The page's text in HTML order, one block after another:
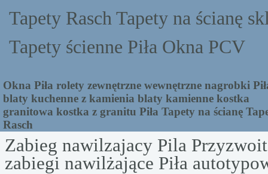
Tapety Rasch Tapety na ścianę
Tapety ścienne Piła Okna PCV
Okna Piła rolety zewnętrzne wewnętrzne nagrobki
blaty kuchenne z kamienia blaty kamienne kostka
granitowa kostka z granitu Piła Tapety na ścianę
Rasch
Zabieg nawilzajacy Pila
zabiegi nawilżające Piła